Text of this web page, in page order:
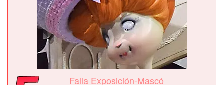
Falla Exposición-Mascó